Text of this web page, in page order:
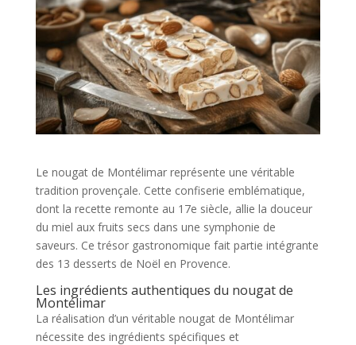
Le nougat de Montélimar représente une véritable
tradition provençale. Cette confiserie emblématique,
dont la recette remonte au 17e siècle, allie la douceur
du miel aux fruits secs dans une symphonie de
saveurs. Ce trésor gastronomique fait partie intégrante
des 13 desserts de Noël en Provence.
Les ingrédients authentiques du nougat de
Montélimar
La réalisation d’un véritable nougat de Montélimar
nécessite des ingrédients spécifiques et